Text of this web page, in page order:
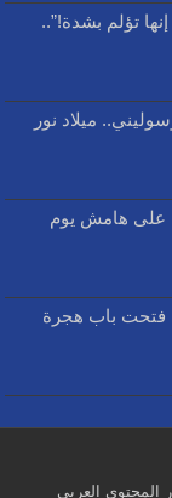
تؤلم بشدة!”..
موسوليني.. ميلاد نور
على هامش يوم
فتحت باب هجرة